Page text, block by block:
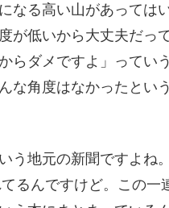
なる高い山があっては
が低いから大丈夫だっ
らダメですよ」ってい
な角度はなかったとい
う地元の新聞ですよね
るんですけど。この一